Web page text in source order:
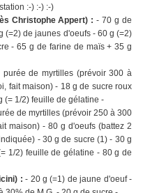
:-) :-) :-)
Christophe Appert) :- 70 g de
(=2) de jaunes d'oeufs - 60 g (=2)
- 65 g de farine de maïs + 35 g
de myrtilles (prévoir 300 à
fait maison) - 18 g de sucre roux
(= 1/2) feuille de gélatine -
de myrtilles (prévoir 250 à 300
maison) - 80 g d'oeufs (battez 2
- 30 g de sucre (1) - 30 g
1/2) feuille de gélatine - 80 g de
:- 20 g (=1) de jaune d'oeuf -